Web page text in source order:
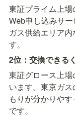
東証プライム上
Web申し込みサ
ガス供給エリア
す。
2位：交換できる
東証グロース上
います。東京ガ
もりが分かりや
です。